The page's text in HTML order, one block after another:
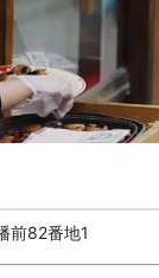
前82番地1